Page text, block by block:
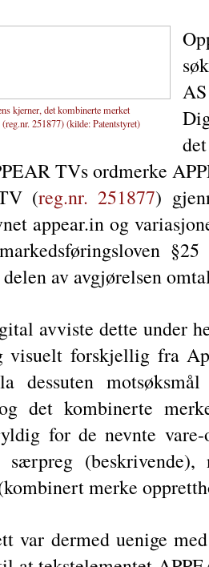
kjerner, det kombinerte merket
251877) (kilde:Patentstyret)
TVs ordmerke
(reg.nr. 251877)
appear.in og
av avgjørelsen
avviste dette under
visuelt forskjellig fra
dessuten
det kombinerte
for de nevnte
særpreg
merke
var dermed uenige